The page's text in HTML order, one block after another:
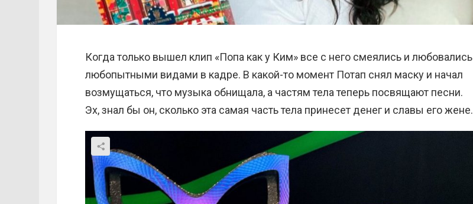
Когда только вышел клип «Попа как у Ким» все с него смеялись и любовались
любопытными видами в кадре. В какой-то момент Потап снял маску и начал
возмущаться, что музыка обнищала, а частям тела теперь посвящают песни.
Эх, знал бы он, сколько эта самая часть тела принесет денег и славы его жене.